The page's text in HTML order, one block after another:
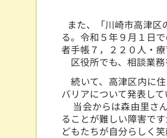
また、「川崎市高津
る。令和５年９月１日
者手帳７，２２０人・
区役所でも、相談業務
続いて、高津区内に
バリアについて発表して
当会からは森由里さ
ることが難しい障害で
どもたちが自分らしく